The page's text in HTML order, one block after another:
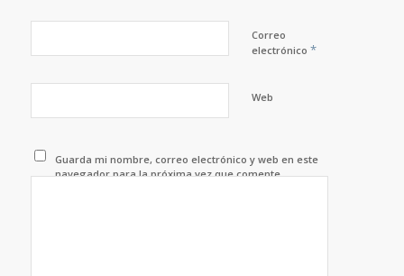
Correo
electrónico *
Web
Guarda mi nombre, correo electrónico y web en este
navegador para la próxima vez que comente.